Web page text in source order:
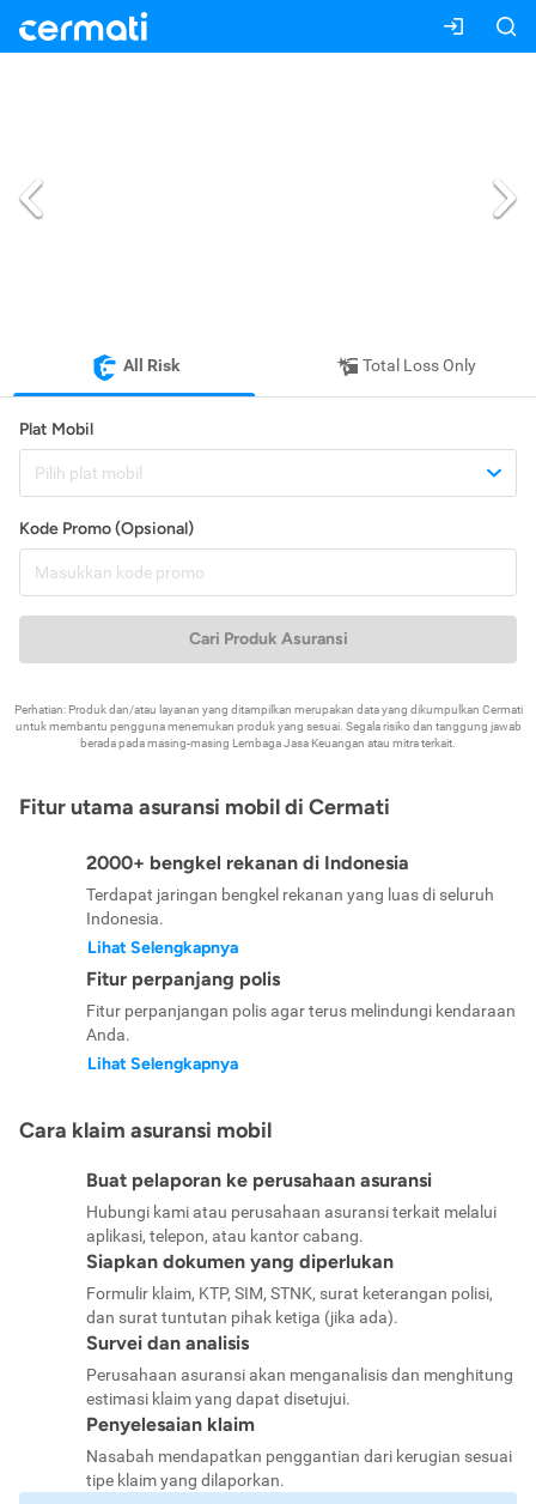
All Risk Total Loss Only
Plat Mobil
Pilih plat mobil
Kode Promo (Opsional)
Cari Produk Asuransi
Perhatian: Produk dan/atau layanan yang ditampilkan merupakan data yang dikumpulkan Cermati
untuk membantu pengguna menemukan produk yang sesuai. Segala risiko dan tanggung jawab
berada pada masing-masing Lembaga Jasa Keuangan atau mitra terkait.
Fitur utama asuransi mobil di Cermati
2000+ bengkel rekanan di Indonesia
Terdapat jaringan bengkel rekanan yang luas di seluruh
Indonesia.
Lihat Selengkapnya
Fitur perpanjang polis
Fitur perpanjangan polis agar terus melindungi kendaraan
Anda.
Lihat Selengkapnya
Cara klaim asuransi mobil
Buat pelaporan ke perusahaan asuransi
Hubungi kami atau perusahaan asuransi terkait melalui
aplikasi, telepon, atau kantor cabang.
Siapkan dokumen yang diperlukan
Formulir klaim, KTP, SIM, STNK, surat keterangan polisi,
dan surat tuntutan pihak ketiga (jika ada).
Survei dan analisis
Perusahaan asuransi akan menganalisis dan menghitung
estimasi klaim yang dapat disetujui.
Penyelesaian klaim
Nasabah mendapatkan penggantian dari kerugian sesuai
tipe klaim yang dilaporkan.